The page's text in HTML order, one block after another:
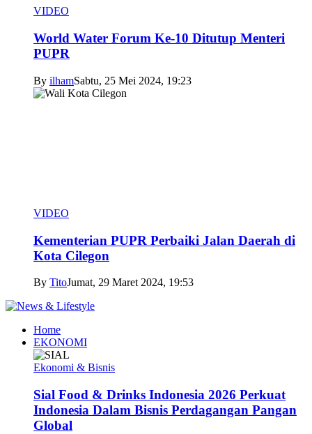
VIDEO
World Water Forum Ke-10 Ditutup Menteri
PUPR
By ilhamSabtu, 25 Mei 2024, 19:23
VIDEO
Kementerian PUPR Perbaiki Jalan Daerah di
Kota Cilegon
By TitoJumat, 29 Maret 2024, 19:53
Home
EKONOMI
Ekonomi & Bisnis
Sial Food & Drinks Indonesia 2026 Perkuat
Indonesia Dalam Bisnis Perdagangan Pangan
Global